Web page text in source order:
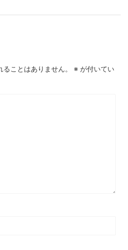
ことはありません。 ※ が付いてい